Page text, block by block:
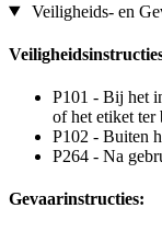
Veiligheids- en
P101 - Bij het
of het etiket ter
P102 - Buiten
P264 - Na
Gevaarinstructies: